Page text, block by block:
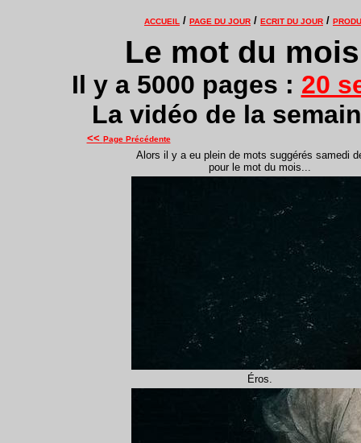
ACCUEIL / PAGE DU JOUR / ECRIT DU JOUR /
Le mot du
Il y a 5000 pages : 20
La vidéo de la
<< Page Précédente
Alors il y a eu plein de mots suggérés samedi
pour le mot du mois...
Éros.